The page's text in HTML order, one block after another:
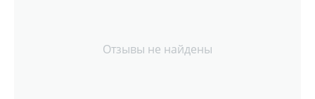
Отзывы не найдены